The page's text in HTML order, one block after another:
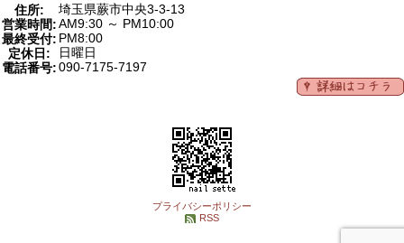
住所:
埼玉県蕨市中央3-3-13
営業時間:AM9:30 ～ PM10:00
最終受付: PM8:00
定休日:
日曜日
電話番号:090-7175-7197
プライバシーポリシー
RSS